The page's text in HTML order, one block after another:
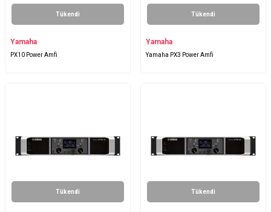
Tükendi
Yamaha
PX10 Power Amfi
Tükendi
Yamaha
Yamaha PX3 Power Amfi
Tükendi Tükendi